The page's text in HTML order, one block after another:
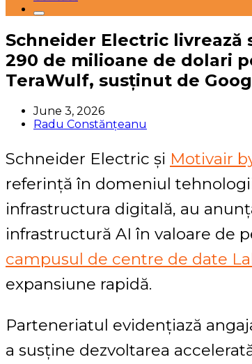
Schneider Electric
290 de milioane de dolari
TeraWulf, susținut de
June 3, 2026
Radu Constănțeanu
Schneider Electric și Motivair
referință în domeniul
infrastructura digitală, au
infrastructură AI în valoare de
campusul de centre de date
expansiune rapidă.
Parteneriatul evidențiază
a susține dezvoltarea